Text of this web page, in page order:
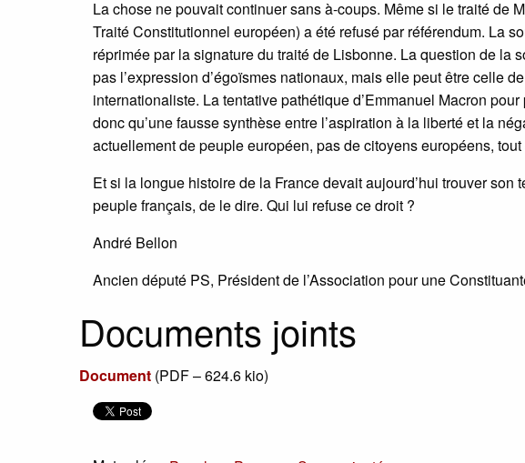
La chose ne pouvait continuer sans à-coups. Même si le traité de
Traité Constitutionnel européen) a été refusé par référendum. La
réprimée par la signature du traité de Lisbonne. La question de la
pas l’expression d’égoïsmes nationaux, mais elle peut être celle
internationaliste. La tentative pathétique d’Emmanuel Macron
donc qu’une fausse synthèse entre l’aspiration à la liberté et la
actuellement de peuple européen, pas de citoyens européens,
Et si la longue histoire de la France devait aujourd’hui trouver
peuple français, de le dire. Qui lui refuse ce droit ?
André Bellon
Ancien député PS, Président de l’Association pour une
Documents joints
Document (PDF – 624.6 kio)